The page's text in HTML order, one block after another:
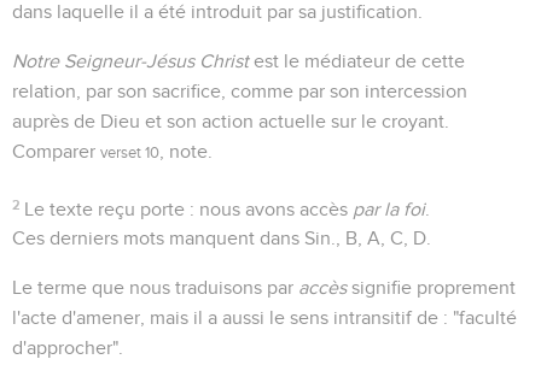
dans laquelle il a été introduit par sa justification.
Notre Seigneur-Jésus Christest le médiateur de cette
relation, par son sacrifice, comme par son intercession
auprès de Dieu et son action actuelle sur le croyant.
Comparer verset 10 , note.
2 Le texte reçu porte : nous avons accès par la foi.
Ces derniers mots manquent dans Sin., B, A, C, D.
Le terme que nous traduisons par accèssignifie proprement
l'acte d'amener, mais il a aussi le sens intransitif de : "faculté
d'approcher".